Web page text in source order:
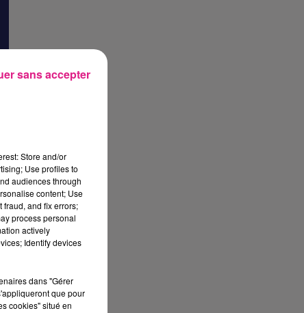
Store and/or
Use profiles to
audiences through
content; Use
fraud, and fix errors;
process personal
actively
Identify devices
dans "Gérer
que pour
cookies" situé en
sans accepter